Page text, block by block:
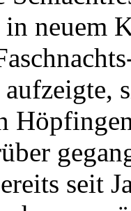
in neuem
aufzeigte,
seit